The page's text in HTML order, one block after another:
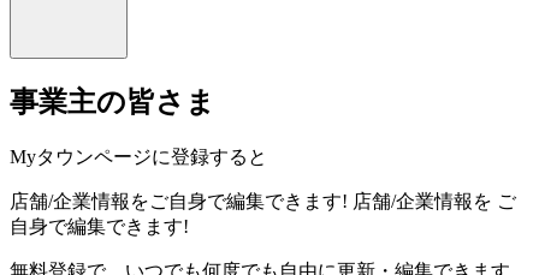
事業主の皆さま
Myタウンページに登録すると
店舗/企業情報をご自身で編集できます! 店舗/企業情報を ご
自身で編集できます!
無料登録で、いつでも何度でも自由に更新・編集できます。